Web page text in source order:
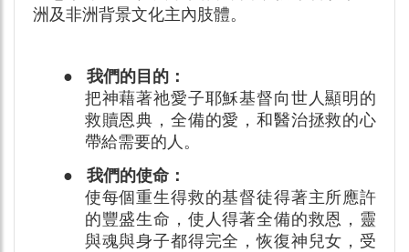
洲及非洲背景文化主內肢體。
● 我們的目的：
把神藉著祂愛子耶穌基督向世人顯明的
救贖恩典，全備的愛，和醫治拯救的心
帶給需要的人。
● 我們的使命：
使每個重生得救的基督徒得著主所應許
的豐盛生命，使人得著全備的救恩，靈
與魂與身子都得完全，恢復神兒女，受